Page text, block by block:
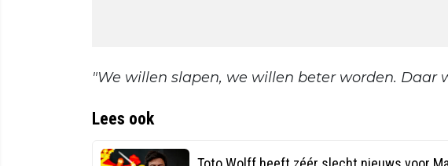
"We willen slapen, we willen beter worden. Daar
Lees ook